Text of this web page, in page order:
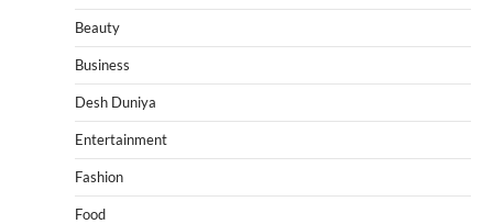
Beauty
Business
Desh Duniya
Entertainment
Fashion
Food